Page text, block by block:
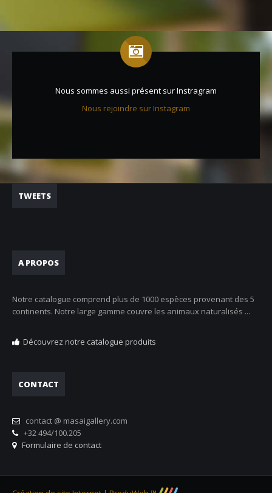
Nous sommes aussi présent sur Instragram
Nous rejoindre sur Instagram
TWEETS
A PROPOS
Notre catalogue comprend plus de 1000 espèces provenant des 5
continents. Notre large gamme couvre les animaux naturalisés ...
Découvrez notre catalogue produits
CONTACT
contact @ masaigallery.com
+32 494/100.205
Formulaire de contact